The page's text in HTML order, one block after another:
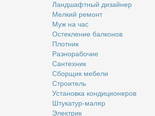
Ланд­шафт­ный ди­зай­нер
Мел­кий ре­монт
Муж на час
Остек­ле­ние бал­ко­нов
Плот­ник
Раз­но­ра­бо­чие
Сан­тех­ник
Сбор­щик ме­бе­ли
Стро­и­тель
Уста­нов­ка кон­ди­ци­о­не­ров
Шту­ка­тур-ма­ляр
Элек­трик